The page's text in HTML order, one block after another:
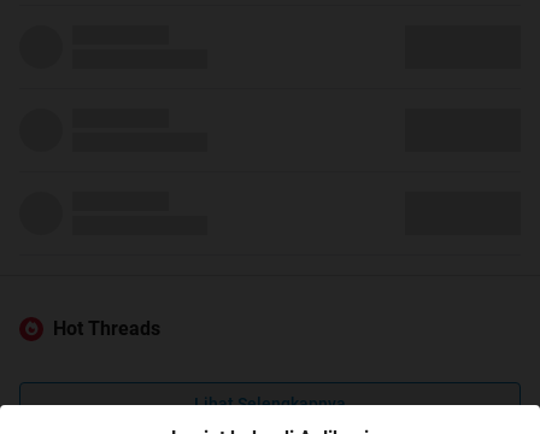
Hot Threads
Lihat Selengkapnya